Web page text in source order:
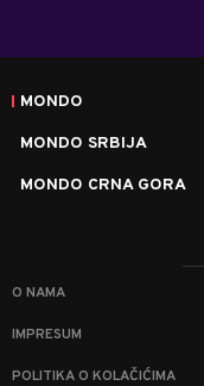
MONDO
MONDO SRBIJA
MONDO CRNA GORA
O NAMA
IMPRESUM
POLITIKA O KOLAČIĆIMA